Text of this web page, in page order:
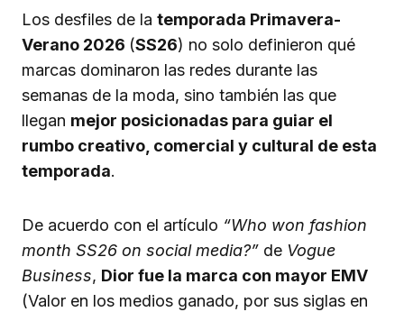
Los desfiles de la temporada Primavera-
Verano 2026 (SS26) no solo definieron qué
marcas dominaron las redes durante las
semanas de la moda, sino también las que
llegan mejor posicionadas para guiar el
rumbo creativo, comercial y cultural de esta
temporada.
De acuerdo con el artículo “Who won fashion
month SS26 on social media?” de Vogue
Business, Dior fue la marca con mayor EMV
(Valor en los medios ganado, por sus siglas en